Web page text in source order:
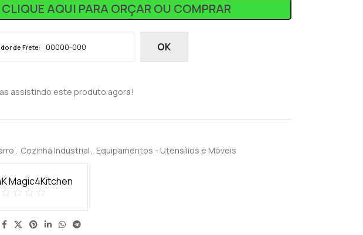
CLIQUE AQUI PARA ORÇAR OU COMPRAR
de Frete: OK
assistindo este produto agora!
, Cozinha Industrial , Equipamentos - Utensílios e Móveis
Magic4Kitchen